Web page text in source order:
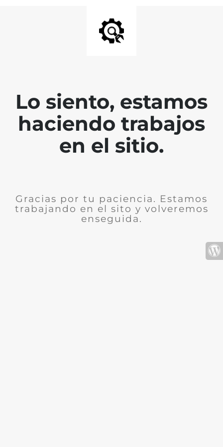
Lo siento, estamos
haciendo trabajos
en el sitio.
Gracias por tu paciencia. Estamos
trabajando en el sito y volveremos
enseguida.